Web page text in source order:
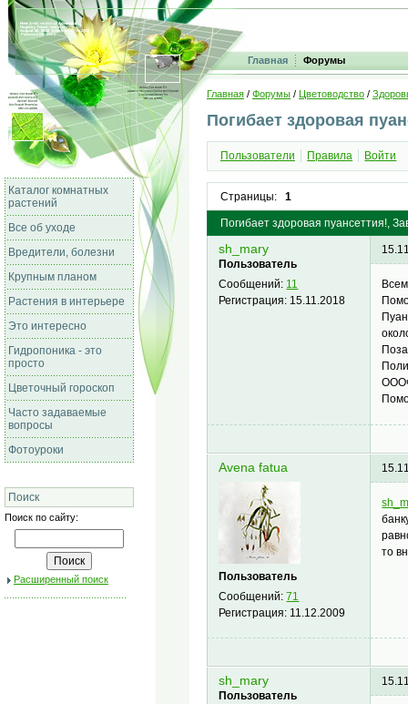
Главная Форумы
Каталог комнатных
растений
Все об уходе
Вредители, болезни
Крупным планом
Растения в интерьере
Это интересно
Гидропоника - это
просто
Цветочный гороскоп
Часто задаваемые
вопросы
Фотоуроки
Поиск
Поиск по сайту:
Расширенный поиск
Главная / Форумы / Цветоводство /
Погибает здоровая
Пользователи Правила Войти
Страницы: 1
Погибает здоровая пуансеттия!,
sh_mary
Пользователь
Сообщений: 11
Регистрация: 15.11.2018
Avena fatua
Пользователь
Сообщений:71
Регистрация: 11.12.2009
то
sh_mary
Пользователь